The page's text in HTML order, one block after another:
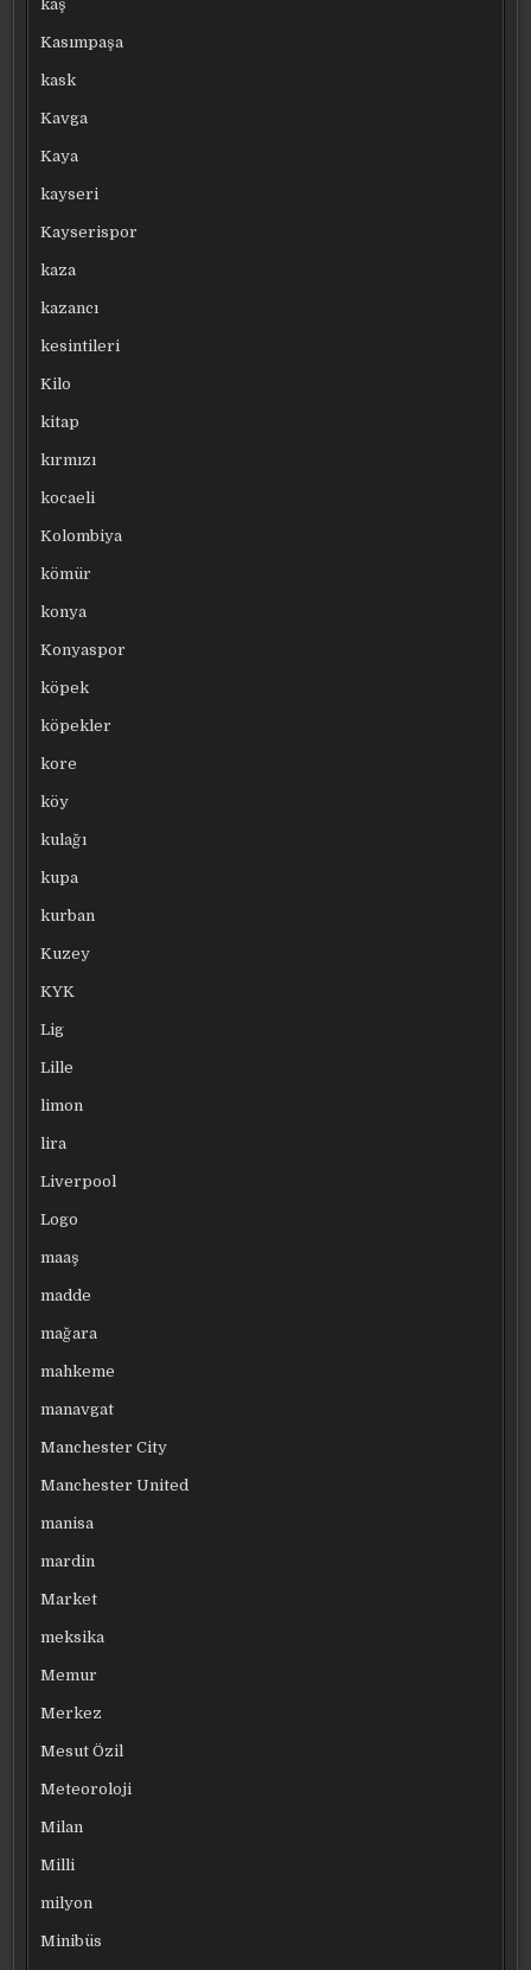
kaş
Kasımpaşa
kask
Kavga
Kaya
kayseri
Kayserispor
kaza
kazancı
kesintileri
Kilo
kitap
kırmızı
kocaeli
Kolombiya
kömür
konya
Konyaspor
köpek
köpekler
kore
köy
kulağı
kupa
kurban
Kuzey
KYK
Lig
Lille
limon
lira
Liverpool
Logo
maaş
madde
mağara
mahkeme
manavgat
Manchester City
Manchester United
manisa
mardin
Market
meksika
Memur
Merkez
Mesut Özil
Meteoroloji
Milan
Milli
milyon
Minibüs